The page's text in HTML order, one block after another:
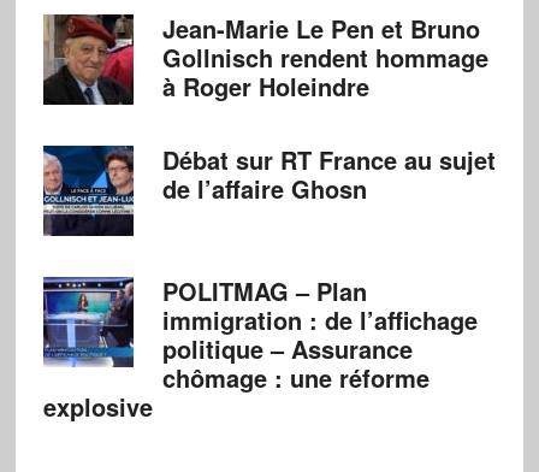
Jean-Marie Le Pen et Bruno
Gollnisch rendent hommage
à Roger Holeindre
Débat sur RT France au sujet
de l’affaire Ghosn
POLITMAG – Plan
immigration : de l’affichage
politique – Assurance
chômage : une réforme
explosive